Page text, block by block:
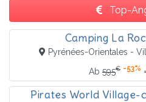
Top-
Camping La
Pyrénées-Orientales -
Ab 595€ -53%
Pirates World Village-